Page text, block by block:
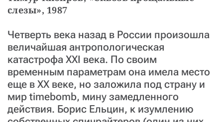
слезы», 1987
Четверть века назад в России произошла
величайшая антропологическая
катастрофа XXI века. По своим
временным параметрам она имела место
еще в XX веке, но заложила под страну и
мир timebomb, мину замедленного
действия. Борис Ельцин, к изумлению